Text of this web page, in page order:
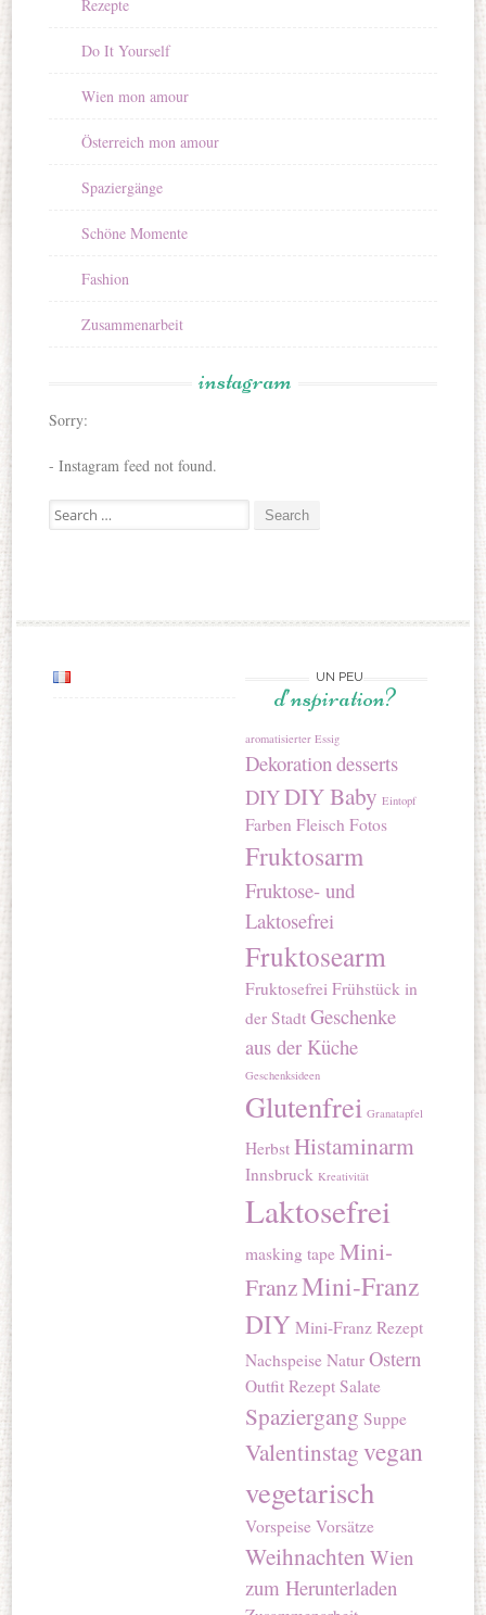
Rezepte
Do It Yourself
Wien mon amour
Österreich mon amour
Spaziergänge
Schöne Momente
Fashion
Zusammenarbeit
instagram
Sorry:
- Instagram feed not found.
Search for:
UN PEU
d’nspiration?
aromatisierter Essig
Dekoration desserts
DIYDIY Baby Eintopf
Farben Fleisch Fotos
Fruktosarm
Fruktose- und
Laktosefrei
Fruktosearm
Fruktosefrei Frühstück in
der Stadt Geschenke
aus der Küche
Geschenksideen
Glutenfrei Granatapfel
Herbst Histaminarm
Innsbruck Kreativität
Laktosefrei
masking tape Mini-
FranzMini-Franz
DIY Mini-Franz Rezept
Nachspeise Natur Ostern
Outfit Rezept Salate
Spaziergang Suppe
Valentinstagvegan
vegetarisch
Vorspeise Vorsätze
Weihnachten Wien
zum Herunterladen